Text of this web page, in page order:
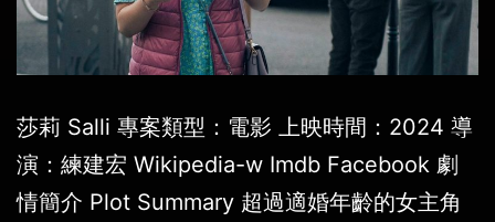
莎莉 Salli 專案類型：電影 上映時間：2024 導
演：練建宏 Wikipedia-w Imdb Facebook 劇
情簡介 Plot Summary 超過適婚年齡的女主角